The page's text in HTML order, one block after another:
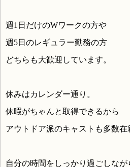
週1日だけのWワークの方や
週5日のレギュラー勤務の方
どちらも大歓迎しています。
休みはカレンダー通り。
休暇がちゃんと取得できるから
アウトドア派のキャストも多数在
自分の時間をしっかり過ごしなが